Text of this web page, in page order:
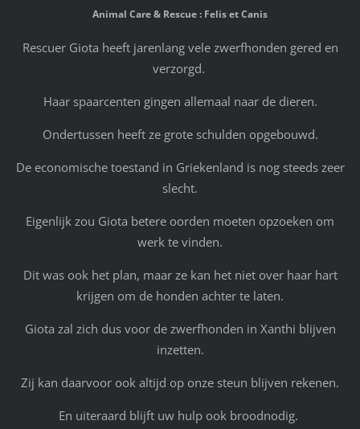
Animal Care & Rescue : Felis et Canis
Rescuer Giota heeft jarenlang vele zwerfhonden gered en
verzorgd.
Haar spaarcenten gingen allemaal naar de dieren.
Ondertussen heeft ze grote schulden opgebouwd.
De economische toestand in Griekenland is nog steeds zeer
slecht.
Eigenlijk zou Giota betere oorden moeten opzoeken om
werk te vinden.
Dit was ook het plan, maar ze kan het niet over haar hart
krijgen om de honden achter te laten.
Giota zal zich dus voor de zwerfhonden in Xanthi blijven
inzetten.
Zij kan daarvoor ook altijd op onze steun blijven rekenen.
En uiteraard blijft uw hulp ook broodnodig.